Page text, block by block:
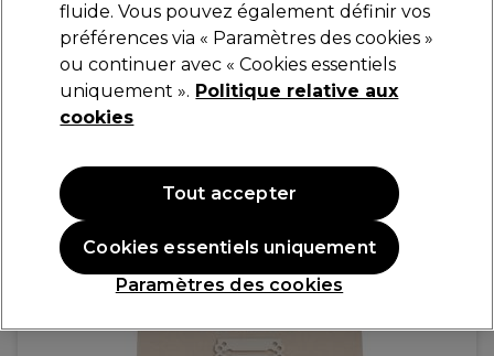
Tondeo TCR blades
)
13,90 €
fluide. Vous pouvez également définir vos
préférences via « Paramètres des cookies »
ou continuer avec « Cookies essentiels
uniquement ». Politique relative aux
cookies
Paramètres des cookies
Cookies essentiels uniquement
Tout accepter